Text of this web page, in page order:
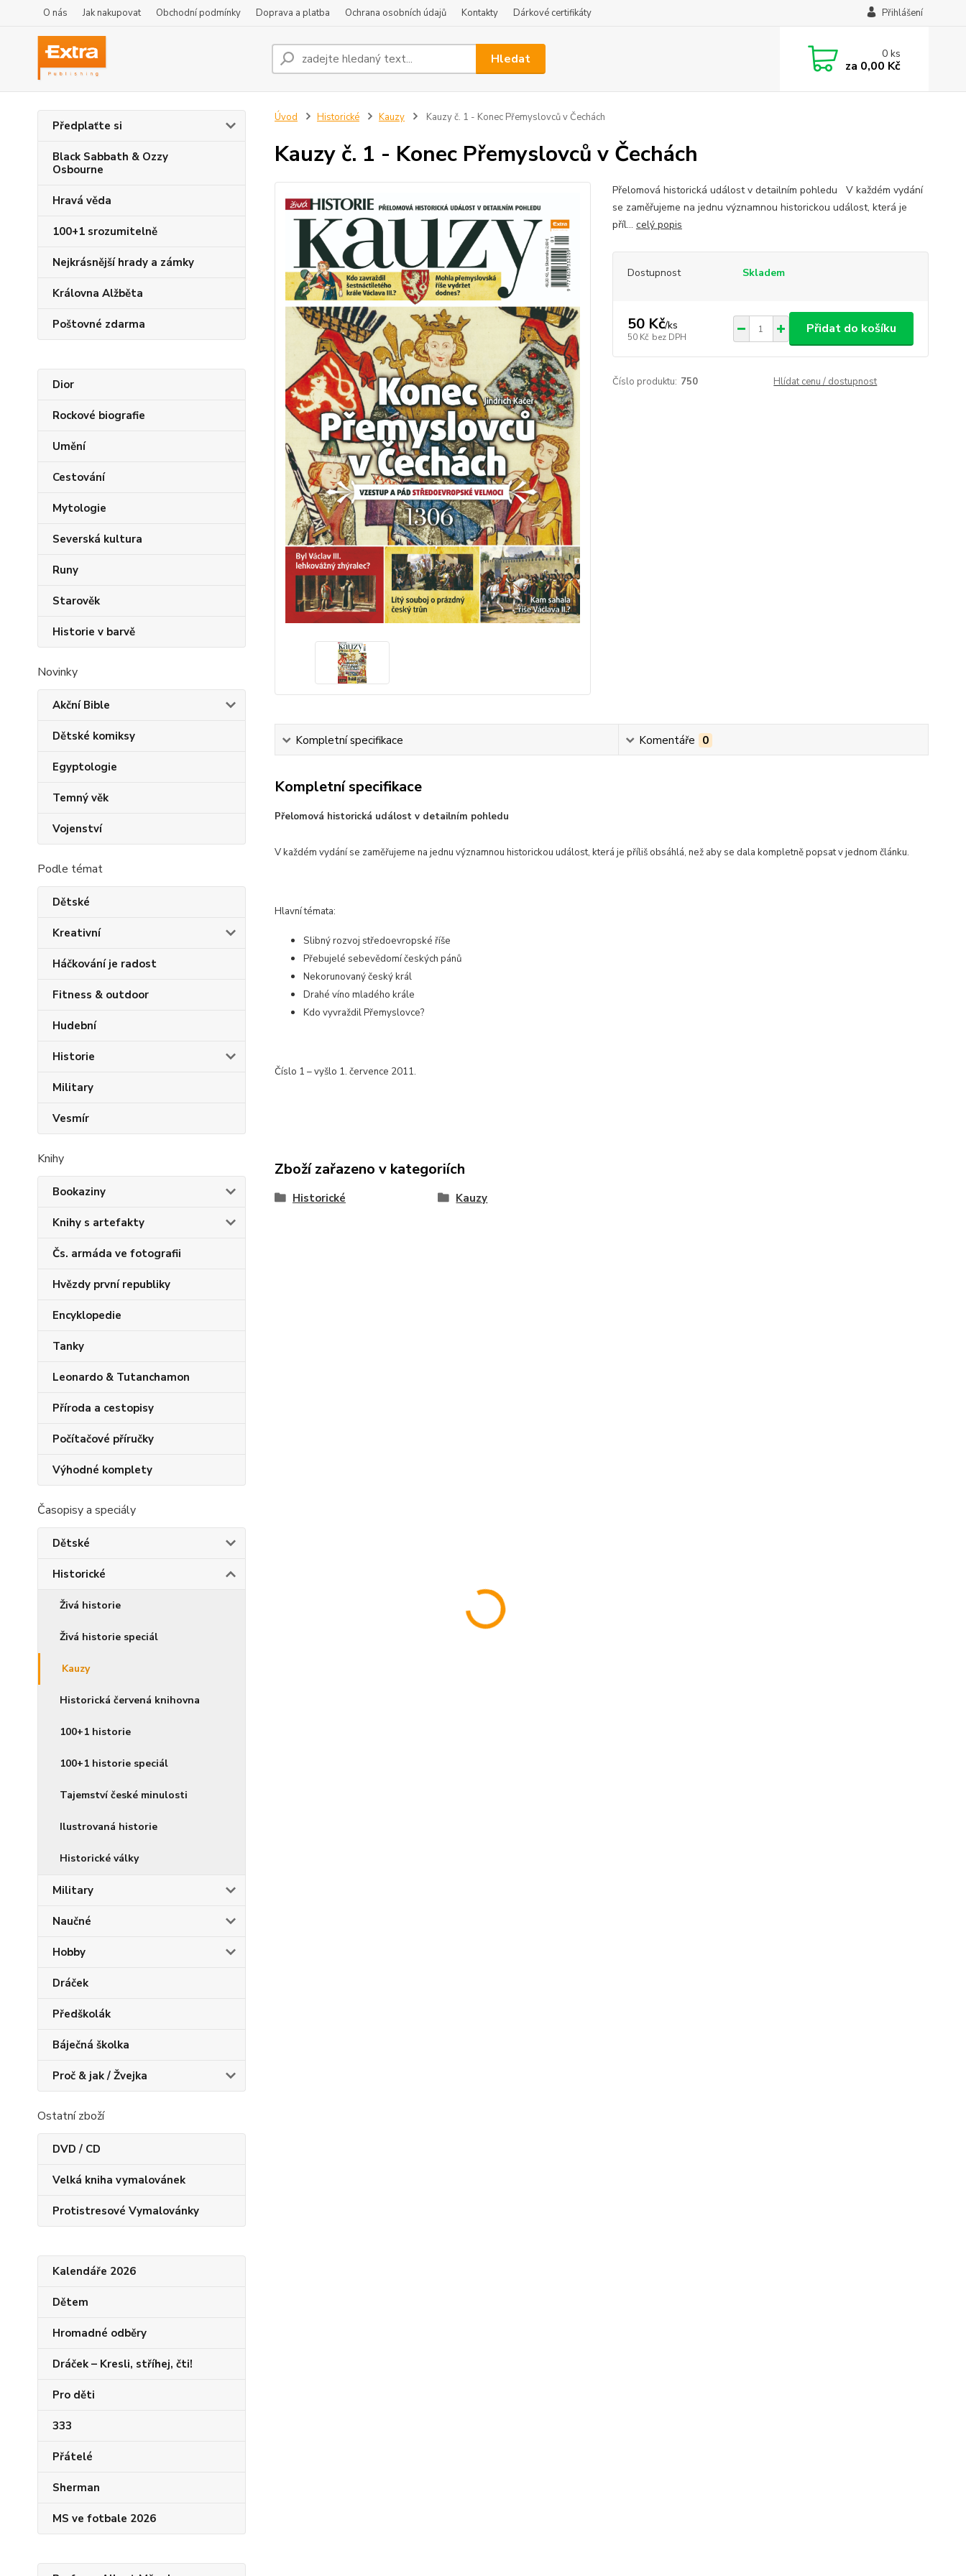
O nás Jak nakupovat Obchodní podmínky Doprava a platba Ochrana osobních údajů Kontakty Dárkové certifikáty Přihlášení
Hledat 0ks
za 0,00 Kč
Předplaťte si
Black Sabbath & Ozzy
Osbourne
Hravá věda
100+1 srozumitelně
Nejkrásnější hrady a zámky
Královna Alžběta
Poštovné zdarma
Dior
Rockové biografie
Umění
Cestování
Mytologie
Severská kultura
Runy
Starověk
Historie v barvě
Novinky
Akční Bible
Dětské komiksy
Egyptologie
Temný věk
Vojenství
Podle témat
Dětské
Kreativní
Háčkování je radost
Fitness & outdoor
Hudební
Historie
Military
Vesmír
Knihy
Bookaziny
Knihy s artefakty
Čs. armáda ve fotografii
Hvězdy první republiky
Encyklopedie
Tanky
Leonardo & Tutanchamon
Příroda a cestopisy
Počítačové příručky
Výhodné komplety
Časopisy a speciály
Dětské
Historické
Živá historie
Živá historie speciál
Kauzy
Historická červená knihovna
100+1 historie
100+1 historie speciál
Tajemství české minulosti
Ilustrovaná historie
Historické války
Military
Naučné
Hobby
Dráček
Předškolák
Báječná školka
Proč & jak / Žvejka
Ostatní zboží
DVD / CD
Velká kniha vymalovánek
Protistresové Vymalovánky
Kalendáře 2026
Dětem
Hromadné odběry
Dráček – Kresli, stříhej, čti!
Pro děti
333
Přátelé
Sherman
MS ve fotbale 2026
Úvod Historické Kauzy Kauzy č. 1 - Konec Přemyslovců v Čechách
Kauzy č. 1 - Konec Přemyslovců v Čechách
Přelomová historická událost v detailním pohledu V každém vydání
se zaměřujeme na jednu významnou historickou událost, která je
příl... celý popis
Dostupnost Skladem
50 Kč/ks
50 Kč bez DPH
Přidat do košíku
Číslo produktu: 750 Hlídat cenu / dostupnost
Kompletní specifikace Komentáře 0
Kompletní specifikace
Přelomová historická událost v detailním pohledu
V každém vydání se zaměřujeme na jednu významnou historickou událost, která je příliš obsáhlá, než aby se dala kompletně popsat v jednom článku.
Hlavní témata:
Slibný rozvoj středoevropské říše
Přebujelé sebevědomí českých pánů
Nekorunovaný český král
Drahé víno mladého krále
Kdo vyvraždil Přemyslovce?
Číslo 1 – vyšlo 1. července 2011.
Zboží zařazeno v kategoriích
Historické Kauzy